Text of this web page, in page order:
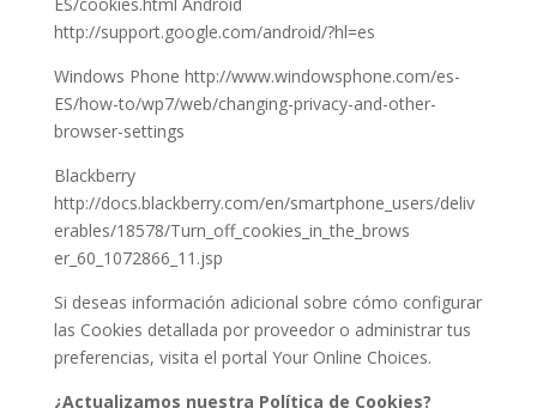
ES/cookies.html Android
http://support.google.com/android/?hl=es
Windows Phone http://www.windowsphone.com/es-
ES/how-to/wp7/web/changing-privacy-and-other-
browser-settings
Blackberry
http://docs.blackberry.com/en/smartphone_users/deliv
erables/18578/Turn_off_cookies_in_the_brows
er_60_1072866_11.jsp
Si deseas información adicional sobre cómo configurar
las Cookies detallada por proveedor o administrar tus
preferencias, visita el portal Your Online Choices.
¿Actualizamos nuestra Política de Cookies?